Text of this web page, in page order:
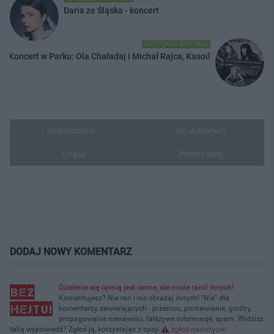
Daria ze Śląska - koncert
NASTĘPNY ARTYKUŁ
Koncert w Parku: Ola Chaładaj i Michał Rajca, Kasoil
DODAJ NOWY KOMENTARZ
Dzielenie się opinią jest cenne, ale może ranić innych!
Komentujesz? Nie rań i nie obrażaj innych! "Nie" dla
komentarzy zawierających - przemoc, pomawianie, groźby,
propagowanie nienawiści, fałszywe informacje, spam. Widzisz
taką wypowiedź? Zgłoś ją, korzystając z opcji
zgłoś nadużycie.